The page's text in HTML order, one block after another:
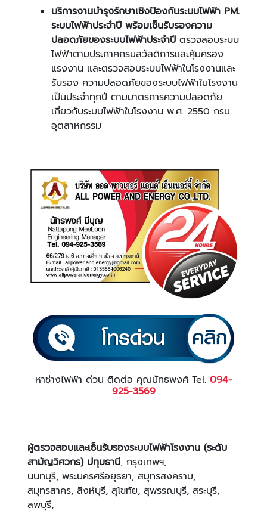
บริการงานบำรุงรักษาเชิงป้องกันระบบไฟฟ้า PM.
ระบบไฟฟ้าประจำปี พร้อมเซ็นรับรองความ
ปลอดภัยของระบบไฟฟ้าประจำปี ตรวจสอบระบบ
ไฟฟ้าตามประกาศกรมสวัสดิการและคุ้มครอง
แรงงาน และตรวจสอบระบบไฟฟ้าในโรงงานและ
รับรอง ความปลอดภัยของระบบไฟฟ้าในโรงงาน
เป็นประจําทุกปี ตามมาตรการความปลอดภัย
เกี่ยวกับระบบไฟฟ้าในโรงงาน พ.ศ. 2550 กรม
อุตสาหกรรม
หาช่างไฟฟ้า ด่วน ติดต่อ คุณนัทธพงศ์ Tel. 094-
925-3569
ผู้ตรวจสอบและเซ็นรับรองระบบไฟฟ้าโรงงาน (ระดับ
สามัญวิศวกร) ปทุมธานี, กรุงเทพฯ,
นนทบุรี, พระนครศรีอยุธยา, สมุทรสงคราม,
สมุทรสาคร, สิงห์บุรี, สุโขทัย, สุพรรณบุรี, สระบุรี,
ลพบุรี,